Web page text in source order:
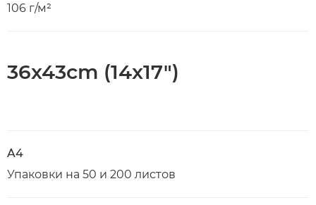
106 г/м²
36x43cm (14x17")
A4
Упаковки на 50 и 200 листов